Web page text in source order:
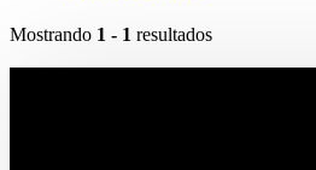
Mostrando 1 - 1 resultados